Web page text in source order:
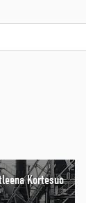
Kortesuo